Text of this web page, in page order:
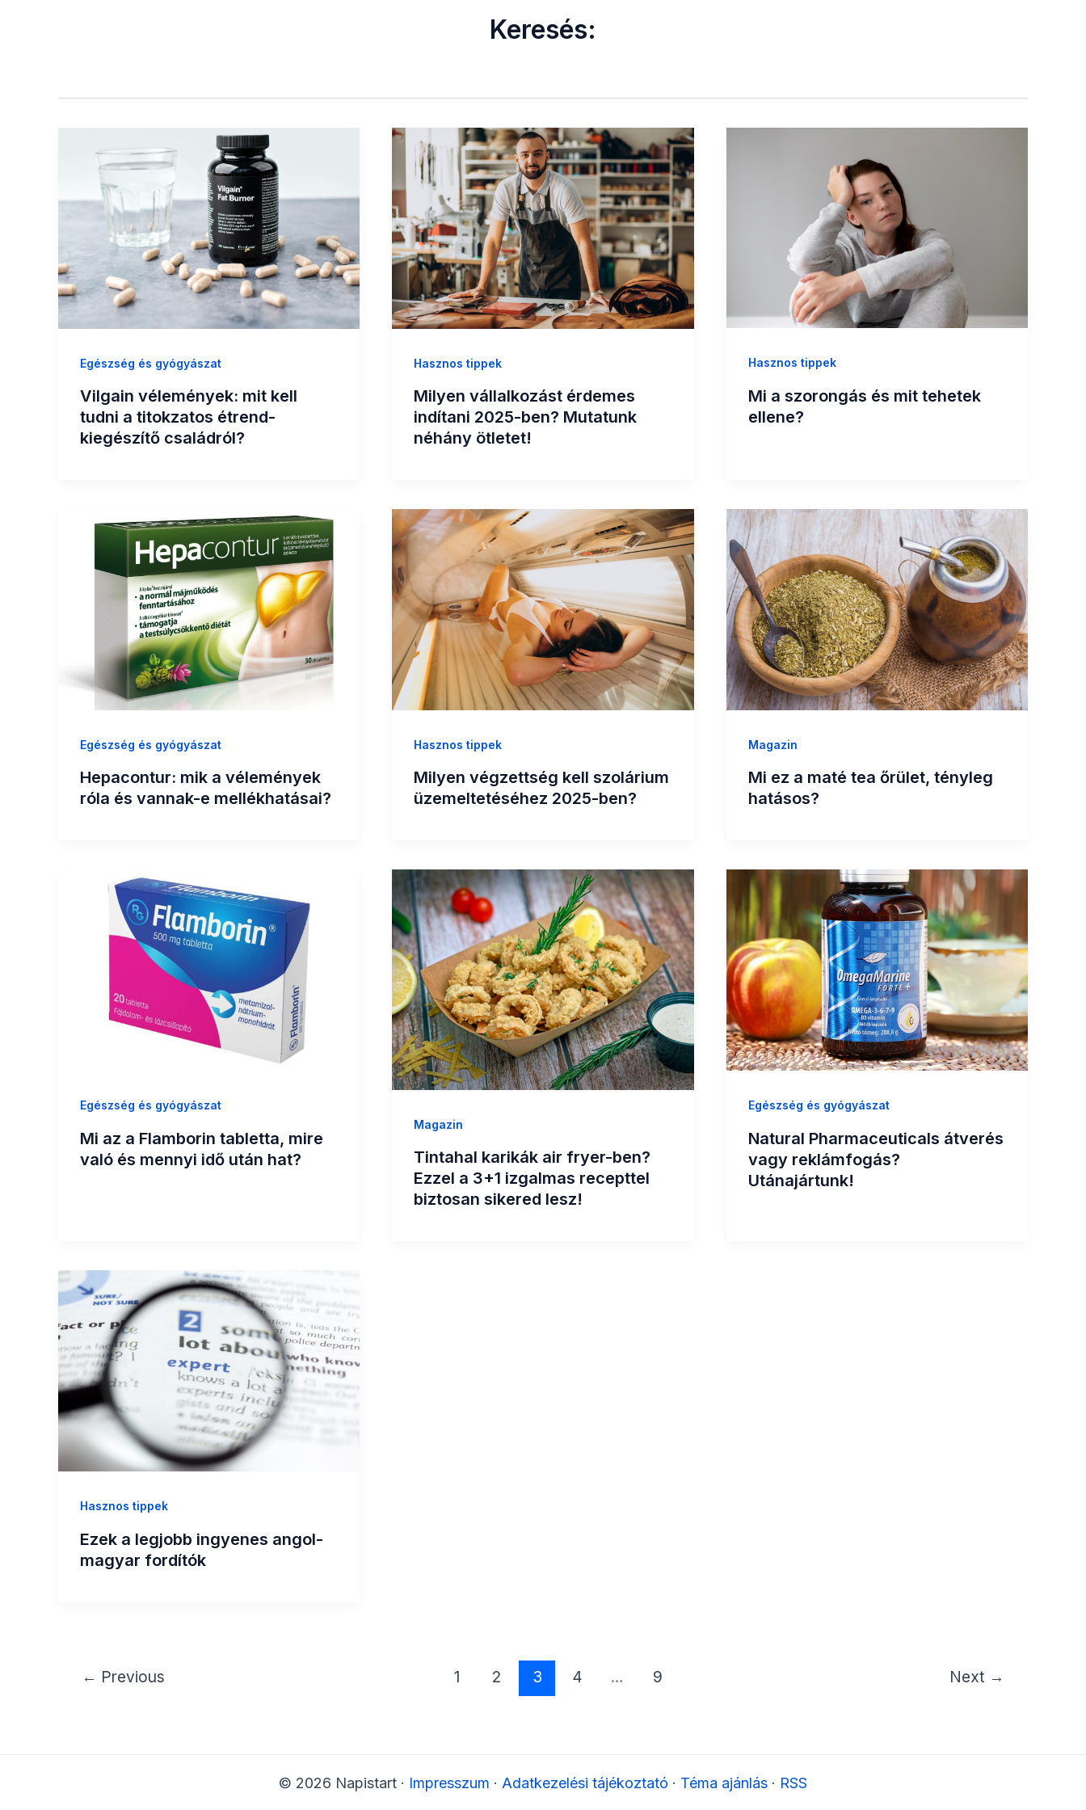
Keresés:
Egészség és gyógyászat
Vilgain vélemények: mit kell
tudni a titokzatos étrend-
kiegészítő családról?
Hasznos tippek
Milyen vállalkozást érdemes
indítani 2025-ben? Mutatunk
néhány ötletet!
Hasznos tippek
Mi a szorongás és mit tehetek
ellene?
Egészség és gyógyászat
Hepacontur: mik a vélemények
róla és vannak-e mellékhatásai?
Hasznos tippek
Milyen végzettség kell szolárium
üzemeltetéséhez 2025-ben?
Magazin
Mi ez a maté tea őrület, tényleg
hatásos?
Egészség és gyógyászat
Mi az a Flamborin tabletta, mire
való és mennyi idő után hat?
Magazin
Tintahal karikák air fryer-ben?
Ezzel a 3+1 izgalmas recepttel
biztosan sikered lesz!
Egészség és gyógyászat
Natural Pharmaceuticals átverés
vagy reklámfogás?
Utánajártunk!
Hasznos tippek
Ezek a legjobb ingyenes angol-
magyar fordítók
← Previous 1 2 3 4 … 9 Next →
© 2026 Napistart · Impresszum · Adatkezelési tájékoztató · Téma ajánlás · RSS